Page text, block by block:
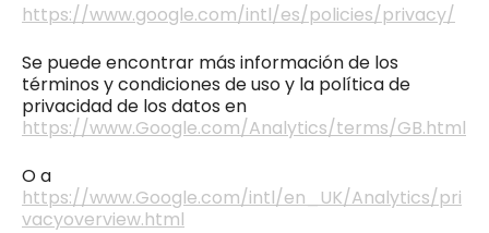
https://www.google.com/intl/es/policies/privacy/
Se puede encontrar más información de los
términos y condiciones de uso y la política de
privacidad de los datos en
https://www.Google.com/Analytics/terms/GB.html
O a
https://www.Google.com/intl/en_UK/Analytics/pri
vacyoverview.html